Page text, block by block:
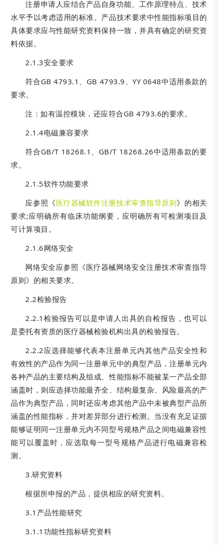
注册申请人应结合产品自身功能、工作原理特点、技术
水平予以考虑适用的标准。产品技术要求中性能指标项目的
具体要求应与性能研究资料保持一致，并具有确定的研究资
料依据。
2.1.3安全要求
符合GB 4793.1、GB 4793.9、YY 0648中适用条款的
要求。
注：如有温控模块，还应符合GB 4793.6的要求。
2.1.4电磁兼容要求
符合GB/T 18268.1、GB/T 18268.26中适用条款的要
求。
2.1.5软件功能要求
应参照《医疗器械软件注册技术审查指导原则》的相关
要求;应明确所有临床功能纲要，应明确所有可检测项目及
可计算项目。
2.1.6网络安全
网络安全应参照《医疗器械网络安全注册技术审查指导
原则》的相关要求。
2.2检验报告
2.2.1检验报告可以是申请人出具的自检报告，也可以
是委托有资质的医疗器械检验机构出具的检验报告。
2.2.2应选择能够代表本注册单元内其他产品安全性和
有效性的产品作为同一注册单元中的典型产品，注册单元内
各种产品的主要结构及组成、性能指标不能被某一产品全部
涵盖时，则应选择功能最齐全、结构最复杂、风险最高的产
品作为典型产品，同时还应考虑其他产品中未被典型产品所
涵盖的性能指标，并对差异部分进行检测。当没有充足证据
能够证明同一注册单元内不同型号规格产品之间电磁兼容性
能可以覆盖时，应选取每一型号规格产品进行电磁兼容检
测。
3.研究资料
根据所申报的产品，提供相应的研究资料。
3.1产品性能研究
3.1.1功能性指标研究资料